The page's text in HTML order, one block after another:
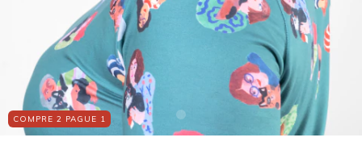
COMPRE 2 PAGUE 1